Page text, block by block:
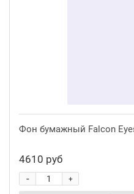
Фон бумажный Falcon
4610 руб
+
-